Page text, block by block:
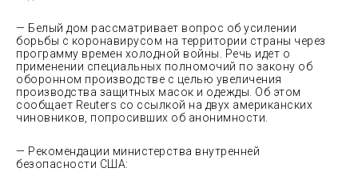
— Белый дом рассматривает вопрос об усилении
борьбы с коронавирусом на территории страны через
программу времен холодной войны. Речь идет о
применении специальных полномочий по закону об
оборонном производстве с целью увеличения
производства защитных масок и одежды. Об этом
сообщает Reuters со ссылкой на двух американских
чиновников, попросивших об анонимности.
— Рекомендации министерства внутренней
безопасности США: